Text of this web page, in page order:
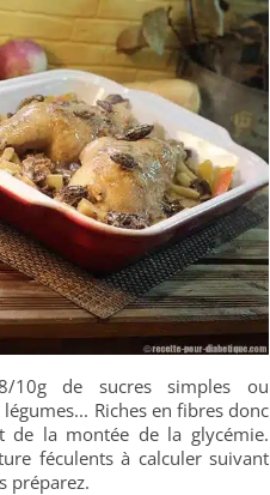
10g de sucres simples ou
Riches en fibres donc
de la montée de la glycémie.
féculents à calculer suivant
préparez.